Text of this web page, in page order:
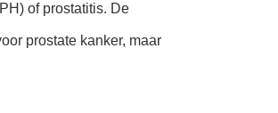
of prostatitis. De
prostate kanker, maar